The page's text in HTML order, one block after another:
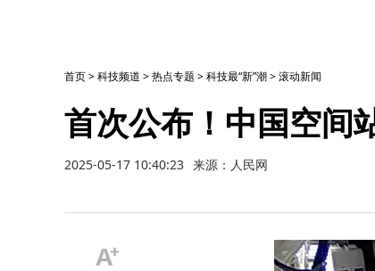
首页>科技频道 >热点专题 >科技最“新”潮>滚动新闻
首次公布！中国空间
2025-05-17 10:40:23 来源：人民网